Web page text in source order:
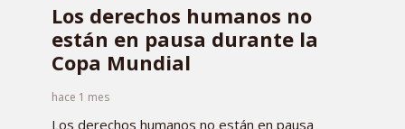
Los derechos humanos no
están en pausa durante la
Copa Mundial
hace 1 mes
Los derechos humanos no están en pausa